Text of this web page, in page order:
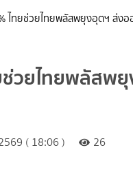
ไทยช่วยไทยพลัสพยุงอุตฯ ส่งอ
วยไทยพลัสพ
( 18:06 ) 26